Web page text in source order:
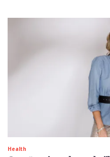
Health